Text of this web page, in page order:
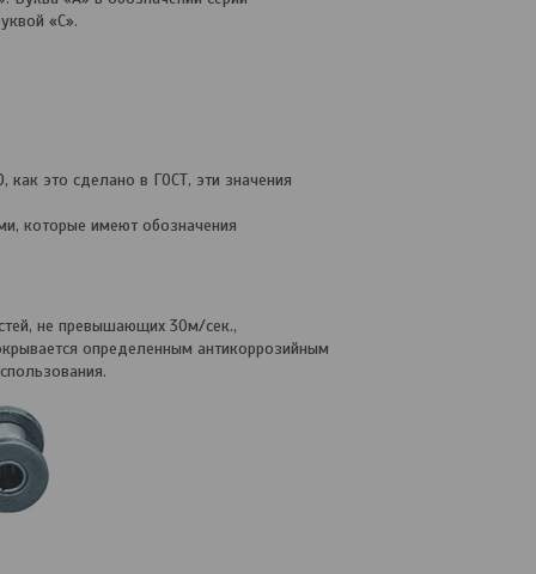
«C».
это сделано в ГОСТ, эти значения
которые имеют обозначения
не превышающих 30м/сек.,
определенным антикоррозийным